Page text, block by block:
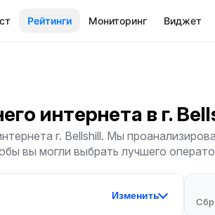
Рейтинги Мониторинг Виджет
интернета в г.
г. Bellshill. Мы
вы могли выбрать лучшего
Изменить